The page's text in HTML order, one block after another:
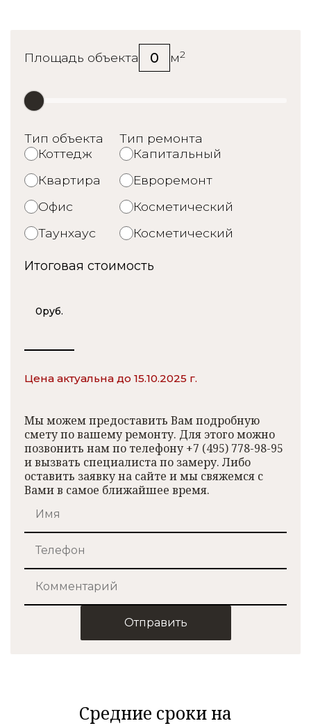
Площадь объекта 0 м2
Тип объекта
Коттедж
Квартира
Офис
Таунхаус
Тип ремонта
Капитальный
Евроремонт
Косметический
Косметический
Итоговая стоимость
0руб.
Цена актуальна до 15.10.2025 г.
Мы можем предоставить Вам подробную
смету по вашему ремонту. Для этого можно
позвонить нам по телефону +7 (495) 778-98-95
и вызвать специалиста по замеру. Либо
оставить заявку на сайте и мы свяжемся с
Вами в самое ближайшее время.
Отправить
Средние сроки на